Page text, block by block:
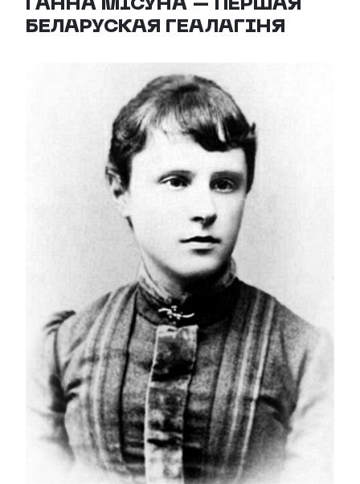
ГАННА МІСУНА – ПЕРШАЯ
БЕЛАРУСКАЯ ГЕАЛАГІНЯ